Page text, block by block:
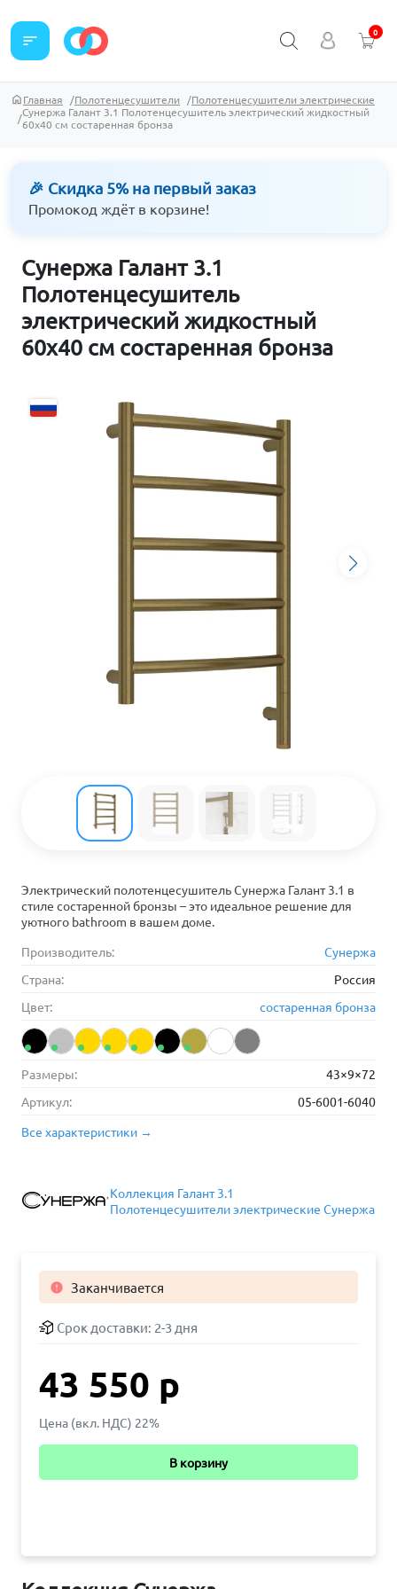
sort 0
Главная Полотенцесушители
Полотенцесушители электрические
Сунержа Галант 3.1 Полотенцесушитель электрический жидкостный
60х40 см состаренная бронза
🎉 Скидка 5% на первый заказ
Промокод ждёт в корзине!
Сунержа Галант 3.1
Полотенцесушитель
электрический жидкостный
60х40 см состаренная бронза
Электрический полотенцесушитель Сунержа Галант 3.1 в
стиле состаренной бронзы – это идеальное решение для
уютного bathroom в вашем доме.
Производитель:
Сунержа
Страна:
Россия
Цвет:
состаренная бронза
Размеры:
43×9×72
Артикул:
05-6001-6040
Все характеристики →
Коллекция Галант 3.1
Полотенцесушители электрические Сунержа
 Заканчивается
Срок доставки: 2-3 дня
43 550 р
Цена (вкл. НДС) 22%
В корзину